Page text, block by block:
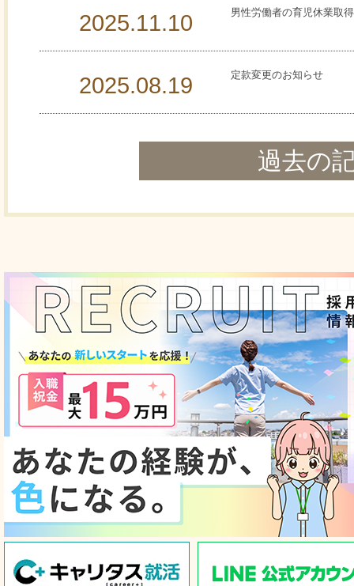
2025.11.10 男性労働者の育児休業取
2025.08.19 定款変更のお知らせ
過去の